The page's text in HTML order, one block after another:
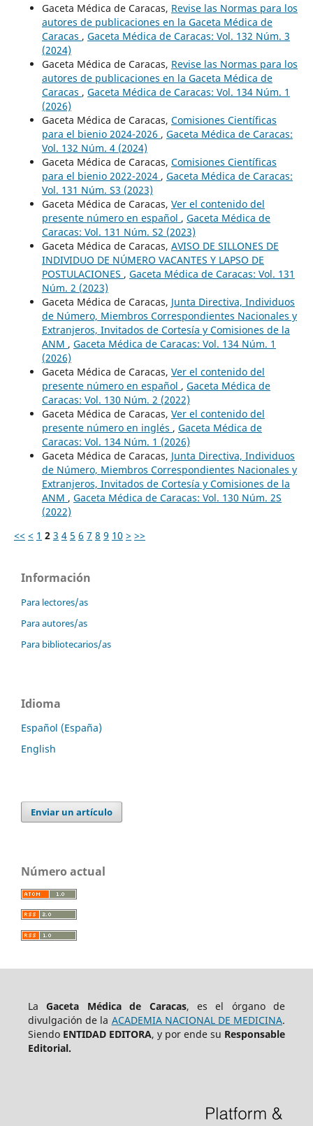
Gaceta Médica de Caracas, Revise las Normas para los
autores de publicaciones en la Gaceta Médica de
Caracas , Gaceta Médica de Caracas: Vol. 132 Núm. 3
(2024)
Gaceta Médica de Caracas, Revise las Normas para los
autores de publicaciones en la Gaceta Médica de
Caracas , Gaceta Médica de Caracas: Vol. 134 Núm. 1
(2026)
Gaceta Médica de Caracas, Comisiones Científicas
para el bienio 2024-2026 , Gaceta Médica de Caracas:
Vol. 132 Núm. 4 (2024)
Gaceta Médica de Caracas, Comisiones Científicas
para el bienio 2022-2024 , Gaceta Médica de Caracas:
Vol. 131 Núm. S3 (2023)
Gaceta Médica de Caracas, Ver el contenido del
presente número en español , Gaceta Médica de
Caracas: Vol. 131 Núm. S2 (2023)
Gaceta Médica de Caracas, AVISO DE SILLONES DE
INDIVIDUO DE NÚMERO VACANTES Y LAPSO DE
POSTULACIONES , Gaceta Médica de Caracas: Vol. 131
Núm. 2 (2023)
Gaceta Médica de Caracas, Junta Directiva, Individuos
de Número, Miembros Correspondientes Nacionales y
Extranjeros, Invitados de Cortesía y Comisiones de la
ANM , Gaceta Médica de Caracas: Vol. 134 Núm. 1
(2026)
Gaceta Médica de Caracas, Ver el contenido del
presente número en español , Gaceta Médica de
Caracas: Vol. 130 Núm. 2 (2022)
Gaceta Médica de Caracas, Ver el contenido del
presente número en inglés , Gaceta Médica de
Caracas: Vol. 134 Núm. 1 (2026)
Gaceta Médica de Caracas, Junta Directiva, Individuos
de Número, Miembros Correspondientes Nacionales y
Extranjeros, Invitados de Cortesía y Comisiones de la
ANM , Gaceta Médica de Caracas: Vol. 130 Núm. 2S
(2022)
<< < 1 2 3 4 5 6 7 8 9 10 > >>
Información
Para lectores/as
Para autores/as
Para bibliotecarios/as
Idioma
Español (España)
English
Enviar un artículo
Número actual
LaGaceta Médica de Caracas, es el órgano de
divulgación de la ACADEMIA NACIONAL DE MEDICINA.
Siendo ENTIDAD EDITORA, y por ende su Responsable
Editorial.